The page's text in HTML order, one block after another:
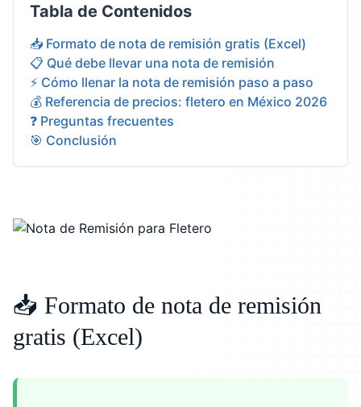
Tabla de Contenidos
📥 Formato de nota de remisión gratis (Excel)
📋 Qué debe llevar una nota de remisión
⚡ Cómo llenar la nota de remisión paso a paso
💰 Referencia de precios: fletero en México 2026
❓ Preguntas frecuentes
🎯 Conclusión
📥 Formato de nota de remisión
gratis (Excel)